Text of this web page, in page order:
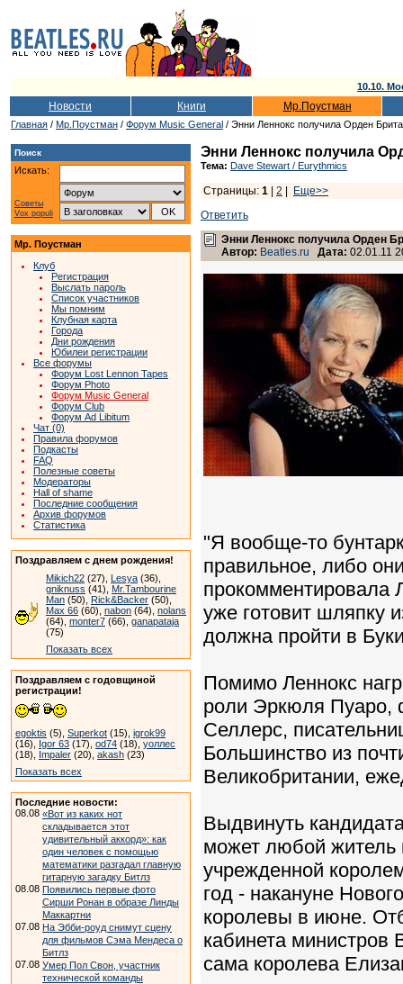
10.10.
Новости Книги Мр.Поустман
Главная / Мр.Поустман / Форум Music General / Энни Леннокс получила Орден
Поиск
Искать:
Советы
Vox populi
Мр. Поустман
Клуб
Регистрация
Выслать пароль
Список участников
Мы помним
Клубная карта
Города
Дни рождения
Юбилеи регистрации
Все форумы
Форум Lost Lennon Tapes
Форум Photo
Форум Music General
Форум Club
Форум Ad Libitum
Чат (0)
Правила форумов
Подкасты
FAQ
Полезные советы
Модераторы
Hall of shame
Последние сообщения
Архив форумов
Статистика
Поздравляем с днем рождения!
Mikich22 (27), Lesya (36),
gniknuss (41), Mr.Tambourine
Man (50), Rick&Backer (50),
Max 66 (60), nabon (64), nolans
(64), monter7 (66), ganapataja
(75)
Показать всех
Поздравляем с годовщиной
регистрации!
egoktis (5), Superkot (15), igrok99
(16), Igor 63 (17), od74 (18), уоллес
(18), Impaler (20), akash (23)
Показать всех
Последние новости:
08.08 «Вот из каких нот
складывается этот
удивительный аккорд»: как
один человек с помощью
математики разгадал главную
гитарную загадку Битлз
08.08 Появились первые фото
Сирши Ронан в образе Линды
Маккартни
07.08 На Эбби-роуд снимут сцену
для фильмов Сэма Мендеса о
Битлз
07.08 Умер Пол Свон, участник
технической команды
Энни Леннокс получила
Тема: Dave Stewart / Eurythmics
Страницы: 1 2
Еще>>
Ответить
Энни Леннокс получила Орден
Автор: Beatles.ru Дата: 02.01.11
"Я вообще-то
правильное, либо
прокомментировала
уже готовит шляпку
должна пройти в
Помимо Леннокс
роли Эркюля Пуаро,
Селлерс,
Большинство из
Великобритании,
Выдвинуть
может любой житель
учрежденной
год - накануне
королевы в июне.
кабинета министров
сама королева